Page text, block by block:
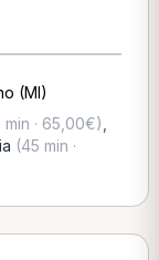
(MI)
min · 65,00€)
(45 min ·